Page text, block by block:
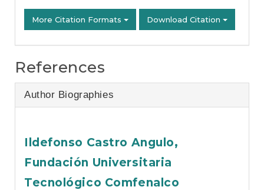
More Citation Formats Download Citation
References
Author Biographies
Ildefonso Castro Angulo,
Fundación Universitaria
Tecnológico Comfenalco